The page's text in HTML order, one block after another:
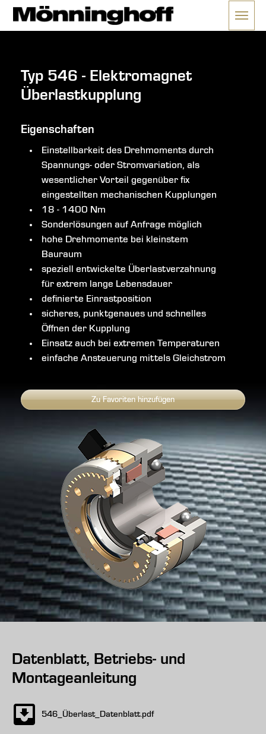
Menü
Typ 546 - Elektromagnet
Überlastkupplung
Eigenschaften
Einstellbarkeit des Drehmoments durch
Spannungs- oder Stromvariation, als
wesentlicher Vorteil gegenüber fix
eingestellten mechanischen Kupplungen
18 - 1400 Nm
Sonderlösungen auf Anfrage möglich
hohe Drehmomente bei kleinstem
Bauraum
speziell entwickelte Überlastverzahnung
für extrem lange Lebensdauer
definierte Einrastposition
sicheres, punktgenaues und schnelles
Öffnen der Kupplung
Einsatz auch bei extremen Temperaturen
einfache Ansteuerung mittels Gleichstrom
Zu Favoriten hinzufügen
Datenblatt, Betriebs- und
Montageanleitung
546_Überlast_Datenblatt.pdf